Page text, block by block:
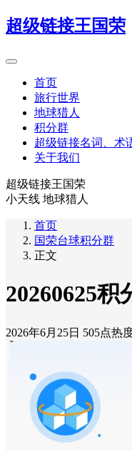
超级链接王国荣
首页
旅行世界
地球猎人
积分群
超级链接名词、术
关于我们
超级链接王国荣
小天线 地球猎人
首页
国荣台球积分群
正文
20260625
2026年6月25日 505点热